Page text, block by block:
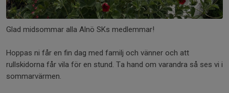
Glad midsommar alla Alnö SKs medlemmar!
Hoppas ni får en fin dag med familj och vänner och att
rullskidorna får vila för en stund. Ta hand om varandra så ses vi i
sommarvärmen.